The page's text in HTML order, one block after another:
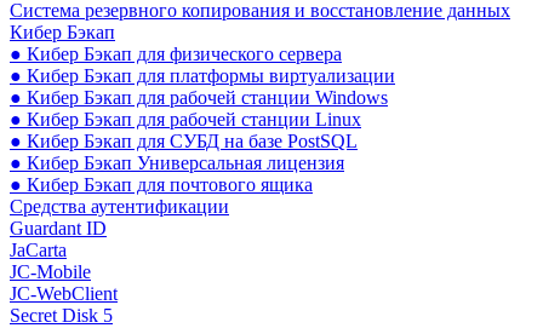
Система резервного копирования и восстановление данных
Кибер Бэкап
● Кибер Бэкап для физического сервера
● Кибер Бэкап для платформы виртуализации
● Кибер Бэкап для рабочей станции Windows
● Кибер Бэкап для рабочей станции Linux
● Кибер Бэкап для СУБД на базе PostSQL
● Кибер Бэкап Универсальная лицензия
● Кибер Бэкап для почтового ящика
Средства аутентификации
Guardant ID
JaCarta
JC-Mobile
JC-WebClient
Secret Disk 5